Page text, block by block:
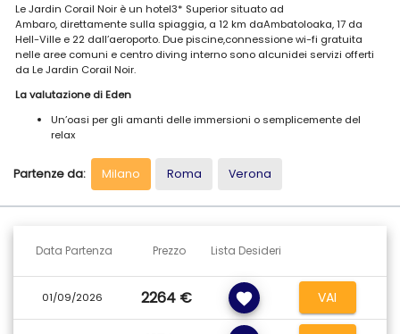
Le Jardin Corail Noir è un hotel3* Superior situato ad
Ambaro, direttamente sulla spiaggia, a 12 km daAmbatoloaka, 17 da
Hell-Ville e 22 dall’aeroporto. Due piscine,connessione wi-fi gratuita
nelle aree comuni e centro diving interno sono alcunidei servizi offerti
da Le Jardin Corail Noir.
La valutazione di Eden
Un’oasi per gli amanti delle immersioni o semplicemente del
relax
ammirare il sole calare su Sakatia e sull’Oceano
Lungo la spiaggia diAmbaro ed immerso nel verde, Le Jardin Corail Noir,
rappresenta unapiccola oasi di pace e relax nel cuore della costa
palissandrodall’atmosfera intima e dall’arredo tipicamente malgascio
renderela ristorazione davvero eccellente grazie al sapiente mix di
prodotti locali ecucina nostrana, ha anche il merito di creare sempre
climaaccogliente e amicale con e tra gli ospiti
. Che siate degli
accanitilettori in cerca di una palma che vi faccia ombra o che
Partenze da: Milano Roma Verona
Data Partenza Prezzo Lista Desideri
01/09/2026 2264 € favorite VAI